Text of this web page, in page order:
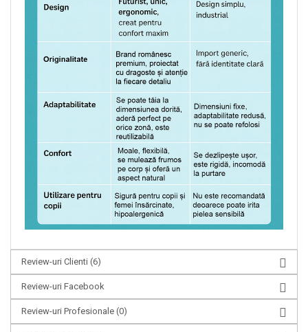
Review-uri Clienti (6)
Review-uri Facebook
Review-uri Profesionale (0)